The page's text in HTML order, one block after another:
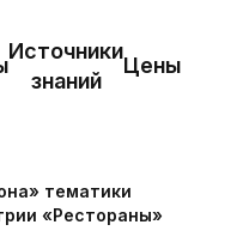
Источники
знаний
Цены
тематики
«Рестораны»